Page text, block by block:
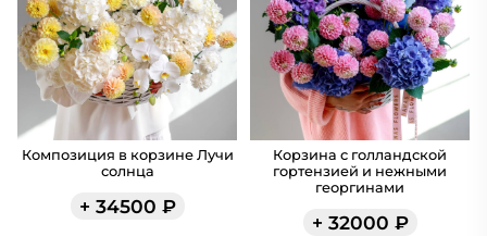
Композиция в корзине Лучи
солнца
+ 34500 ₽
Корзина с голландской
гортензией и нежными
георгинами
+ 32000 ₽